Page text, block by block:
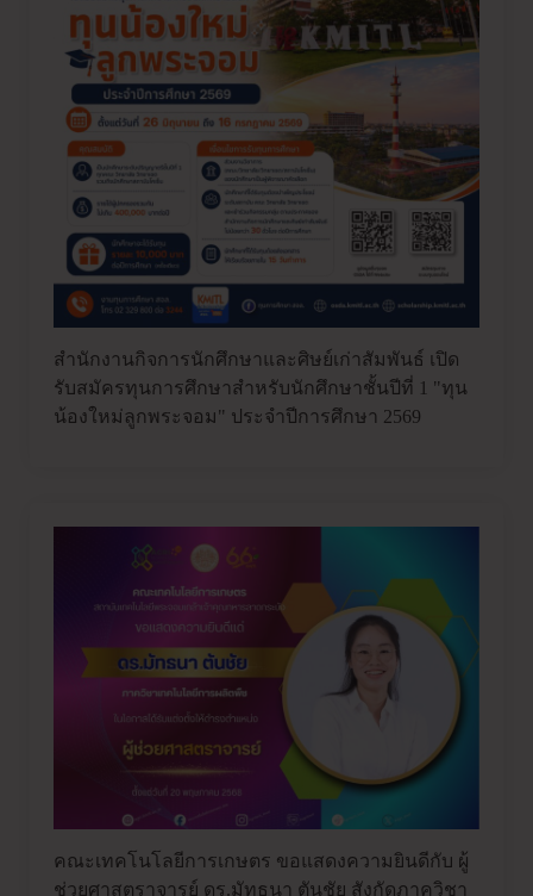
สำนักงานกิจการนักศึกษาและศิษย์เก่าสัมพันธ์ เปิด
รับสมัครทุนการศึกษาสำหรับนักศึกษาชั้นปีที่ 1 "ทุน
น้องใหม่ลูกพระจอม" ประจำปีการศึกษา 2569
คณะเทคโนโลยีการเกษตร ขอแสดงความยินดีกับ ผู้
ช่วยศาสตราจารย์ ดร.มัทธนา ตันชัย สังกัดภาควิชา